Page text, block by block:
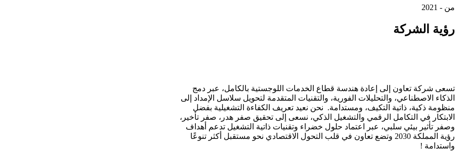
من - 2021
رؤية الشركة
تسعى شركة تعاون إلى إعادة هندسة قطاع الخدمات اللوجستية بالكامل، عبر دمج
الذكاء الاصطناعي، والتحليلات الفورية، والتقنيات المتقدمة لتحويل سلاسل الإمداد إلى
منظومة ذكية، ذاتية التكيف، ومستدامة. نحن نعيد تعريف الكفاءة التشغيلية بفضل
الابتكار في التكامل الرقمي والتشغيل الذكي، نسعى إلى تحقيق صفر هدر، صفر تأخير،
وصفر تأثير بيئي سلبي، عبر اعتماد حلول خضراء وتقنيات ذاتية التشغيل تدعم أهداف
رؤية المملكة 2030 وتضع تعاون في قلب التحول الاقتصادي نحو مستقبل أكثر تنوعًا
واستدامة !